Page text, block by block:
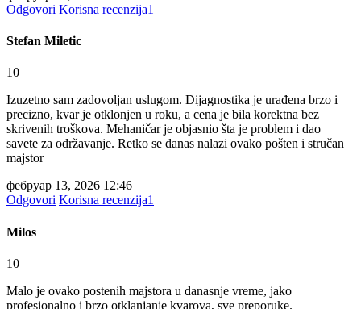
Odgovori Korisna recenzija1
Stefan Miletic
10
Izuzetno sam zadovoljan uslugom. Dijagnostika je urađena brzo i
precizno, kvar je otklonjen u roku, a cena je bila korektna bez
skrivenih troškova. Mehaničar je objasnio šta je problem i dao
savete za održavanje. Retko se danas nalazi ovako pošten i stručan
majstor
фебруар 13, 2026 12:46
Odgovori Korisna recenzija1
Milos
10
Malo je ovako postenih majstora u danasnje vreme, jako
profesionalno i brzo otklanjanje kvarova, sve preporuke.